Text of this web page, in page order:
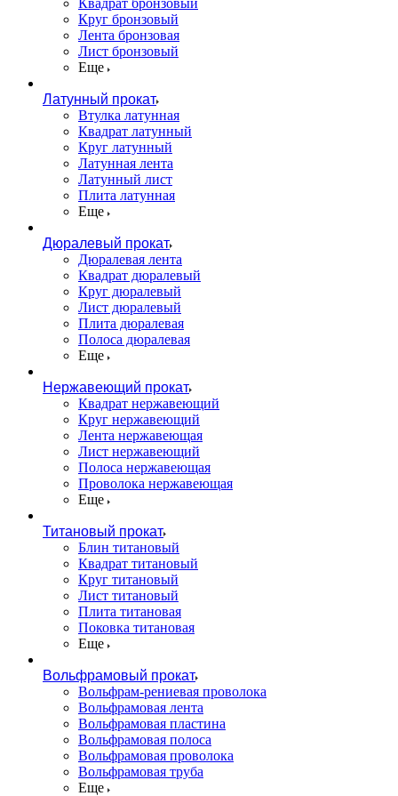
Квадрат бронзовый
Круг бронзовый
Лента бронзовая
Лист бронзовый
Еще
Латунный прокат
Втулка латунная
Квадрат латунный
Круг латунный
Латунная лента
Латунный лист
Плита латунная
Еще
Дюралевый прокат
Дюралевая лента
Квадрат дюралевый
Круг дюралевый
Лист дюралевый
Плита дюралевая
Полоса дюралевая
Еще
Нержавеющий прокат
Квадрат нержавеющий
Круг нержавеющий
Лента нержавеющая
Лист нержавеющий
Полоса нержавеющая
Проволока нержавеющая
Еще
Титановый прокат
Блин титановый
Квадрат титановый
Круг титановый
Лист титановый
Плита титановая
Поковка титановая
Еще
Вольфрамовый прокат
Вольфрам-рениевая проволока
Вольфрамовая лента
Вольфрамовая пластина
Вольфрамовая полоса
Вольфрамовая проволока
Вольфрамовая труба
Еще